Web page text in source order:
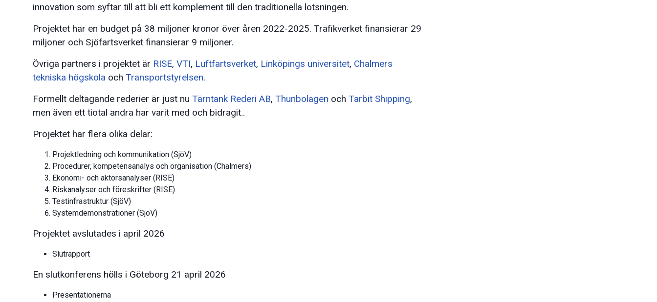
innovation som syftar till att bli ett komplement till den traditionella lotsningen.
Projektet har en budget på 38 miljoner kronor över åren 2022-2025. Trafikverket finansierar 29
miljoner och Sjöfartsverket finansierar 9 miljoner.
Övriga partners i projektet är RISE, VTI, Luftfartsverket, Linköpings universitet, Chalmers
tekniska högskola och Transportstyrelsen.
Formellt deltagande rederier är just nu Tärntank Rederi AB, Thunbolagen och Tarbit Shipping,
men även ett tiotal andra har varit med och bidragit..
Projektet har flera olika delar:
Projektledning och kommunikation (SjöV)
Procedurer, kompetensanalys och organisation (Chalmers)
Ekonomi- och aktörsanalyser (RISE)
Riskanalyser och föreskrifter (RISE)
Testinfrastruktur (SjöV)
Systemdemonstrationer (SjöV)
Projektet avslutades i april 2026
Slutrapport
En slutkonferens hölls i Göteborg 21 april 2026
Presentationerna